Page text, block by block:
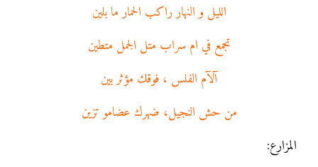
الليل و النهار راكب الحمار ما بلين
تجمع في ام سراب متل الجمل متطين
آلآم الفلس ، فوقك مؤثر بين
من حش النجيل، ضهرك عضامو تزين
المزارع: